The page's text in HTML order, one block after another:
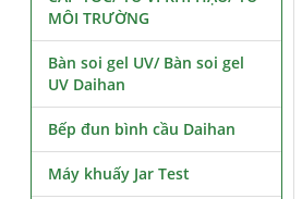
MÔI TRƯỜNG
Bàn soi gel UV/ Bàn soi gel
UV Daihan
Bếp đun bình cầu Daihan
Máy khuấy Jar Test